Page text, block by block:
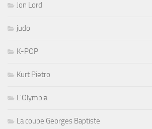
Jon Lord
judo
K-POP
Kurt Pietro
L'Olympia
La coupe Georges Baptiste